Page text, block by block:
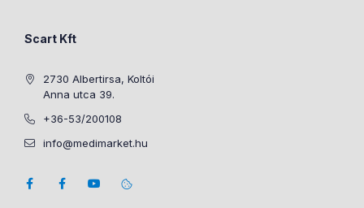
Scart Kft
2730 Albertirsa, Koltói
Anna utca 39.
+36-53/200108
info@medimarket.hu